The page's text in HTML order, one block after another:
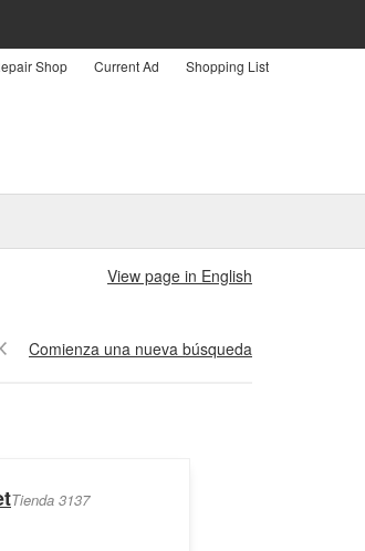
Shop Current Ad Shopping List
View page in English
Comienza una nueva búsqueda
Tienda 3137